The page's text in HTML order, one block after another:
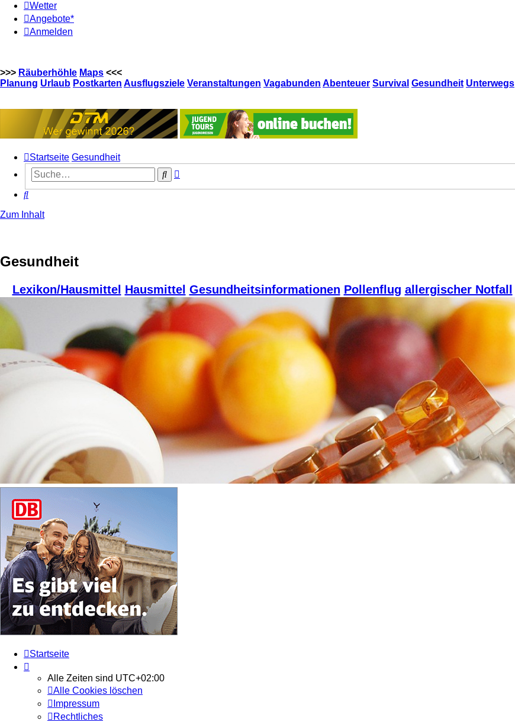
Wetter
Angebote*
Anmelden
>>> Räuberhöhle Maps <<<
Planung Urlaub Postkarten Ausflugsziele Veranstaltungen Vagabunden Abenteuer Survival Gesundheit Unterwegs
Startseite Gesundheit
Suche
Suche
Zum Inhalt
Gesundheit
Lexikon/Hausmittel Hausmittel Gesundheitsinformationen Pollenflug allergischer Notfall
Startseite
Alle Zeiten sind UTC+02:00
Alle Cookies löschen
Impressum
Rechtliches